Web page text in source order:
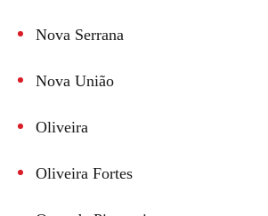
Nova Serrana
Nova União
Oliveira
Oliveira Fortes